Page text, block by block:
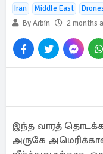
Iran Middle East
By Arbin
2 months
இந்த வாரத்
அருகே